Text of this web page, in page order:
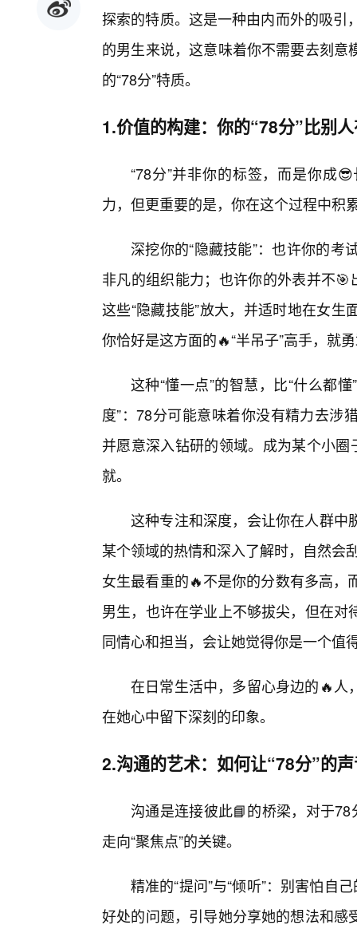
探索的特质。这是一种由内而外的吸
的男生来说，这意味着你不需要去刻
的“78分”特质。
1.价值的构建：你的“78分”比别
“78分”并非你的标签，而是你成
力，但更重要的是，你在这个过程中积
深挖你的“隐藏技能”：也许你的
非凡的组织能力；也许你的外表并不
这些“隐藏技能”放大，并适时地在女
你恰好是这方面的🔥“半吊子”高手，就
这种“懂一点”的智慧，比“什么都
度”：78分可能意味着你没有精力去涉
并愿意深入钻研的领域。成为某个小
就。
这种专注和深度，会让你在人群中
某个领域的热情和深入了解时，自然会
女生最看重的🔥不是你的分数有多高
男生，也许在学业上不够拔尖，但在
同情心和担当，会让她觉得你是一个值
在日常生活中，多留心身边的🔥人
在她心中留下深刻的印象。
2.沟通的艺术：如何让“78分”的
沟通是连接彼此📘的桥梁，对于
走向“聚焦点”的关键。
精准的“提问”与“倾听”：别害怕自
好处的问题，引导她分享她的想法和